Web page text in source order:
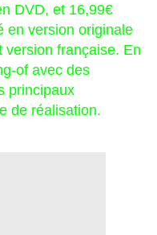
DVD, et 16,99€
en version originale
version française. En
of avec des
principaux
de réalisation.